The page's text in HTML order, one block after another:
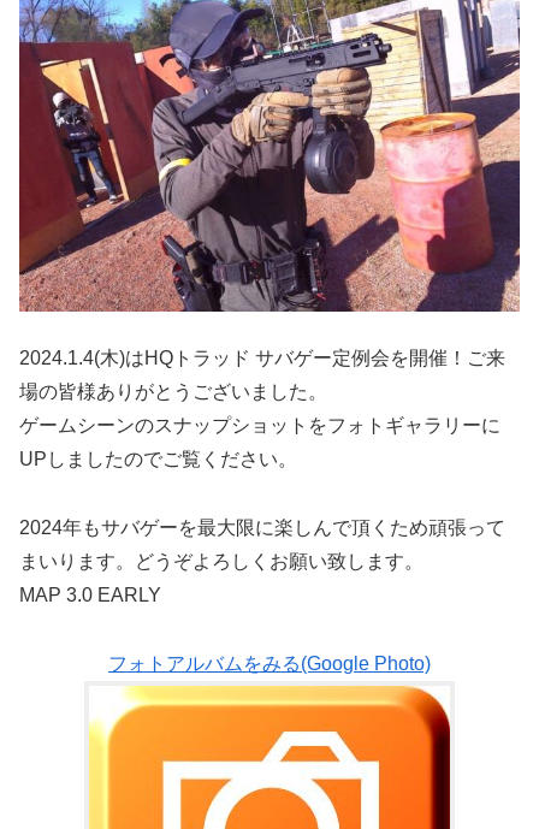
2024.1.4(木)はHQトラッド サバゲー定例会を開催！ご来
場の皆様ありがとうございました。
ゲームシーンのスナップショットをフォトギャラリーに
UPしましたのでご覧ください。
2024年もサバゲーを最大限に楽しんで頂くため頑張って
まいります。どうぞよろしくお願い致します。
MAP 3.0 EARLY
フォトアルバムをみる(Google Photo)